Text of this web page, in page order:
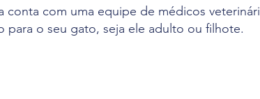
conta com uma equipe de médicos
para o seu gato, seja ele adulto ou filhote.